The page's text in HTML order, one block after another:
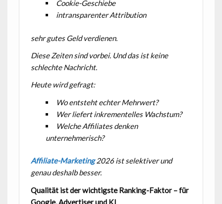
Cookie-Geschiebe
intransparenter Attribution
sehr gutes Geld verdienen.
Diese Zeiten sind vorbei. Und das ist keine
schlechte Nachricht.
Heute wird gefragt:
Wo entsteht echter Mehrwert?
Wer liefert inkrementelles Wachstum?
Welche Affiliates denken
unternehmerisch?
Affiliate-Marketing2026 ist selektiver und
genau deshalb besser.
Qualität ist der wichtigste Ranking-Faktor – für
Google, Advertiser und KI